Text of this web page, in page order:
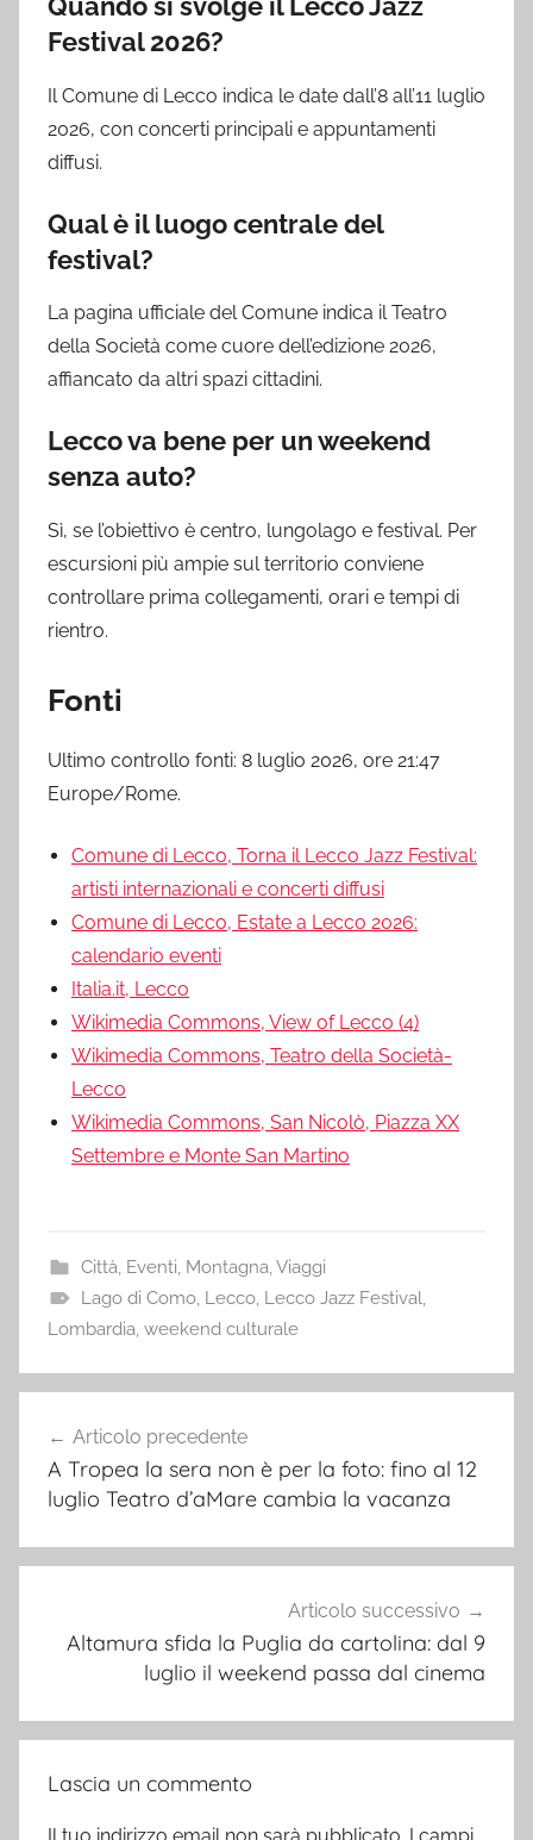
Quando si svolge il Lecco Jazz
Festival 2026?
Il Comune di Lecco indica le date dall’8 all’11 luglio
2026, con concerti principali e appuntamenti
diffusi.
Qual è il luogo centrale del
festival?
La pagina ufficiale del Comune indica il Teatro
della Società come cuore dell’edizione 2026,
affiancato da altri spazi cittadini.
Lecco va bene per un weekend
senza auto?
Sì, se l’obiettivo è centro, lungolago e festival. Per
escursioni più ampie sul territorio conviene
controllare prima collegamenti, orari e tempi di
rientro.
Fonti
Ultimo controllo fonti: 8 luglio 2026, ore 21:47
Europe/Rome.
Comune di Lecco, Torna il Lecco Jazz Festival:
artisti internazionali e concerti diffusi
Comune di Lecco, Estate a Lecco 2026:
calendario eventi
Italia.it, Lecco
Wikimedia Commons, View of Lecco (4)
Wikimedia Commons, Teatro della Società-
Lecco
Wikimedia Commons, San Nicolò, Piazza XX
Settembre e Monte San Martino
Città, Eventi, Montagna,Viaggi
Lago di Como, Lecco, Lecco Jazz Festival,
Lombardia, weekend culturale
articoli
Articolo precedente
A Tropea la sera non è per la foto: fino al 12
luglio Teatro d’aMare cambia la vacanza
Articolo successivo
Altamura sfida la Puglia da cartolina: dal 9
luglio il weekend passa dal cinema
Lascia un commento
Il tuo indirizzo email non sarà pubblicato. I campi